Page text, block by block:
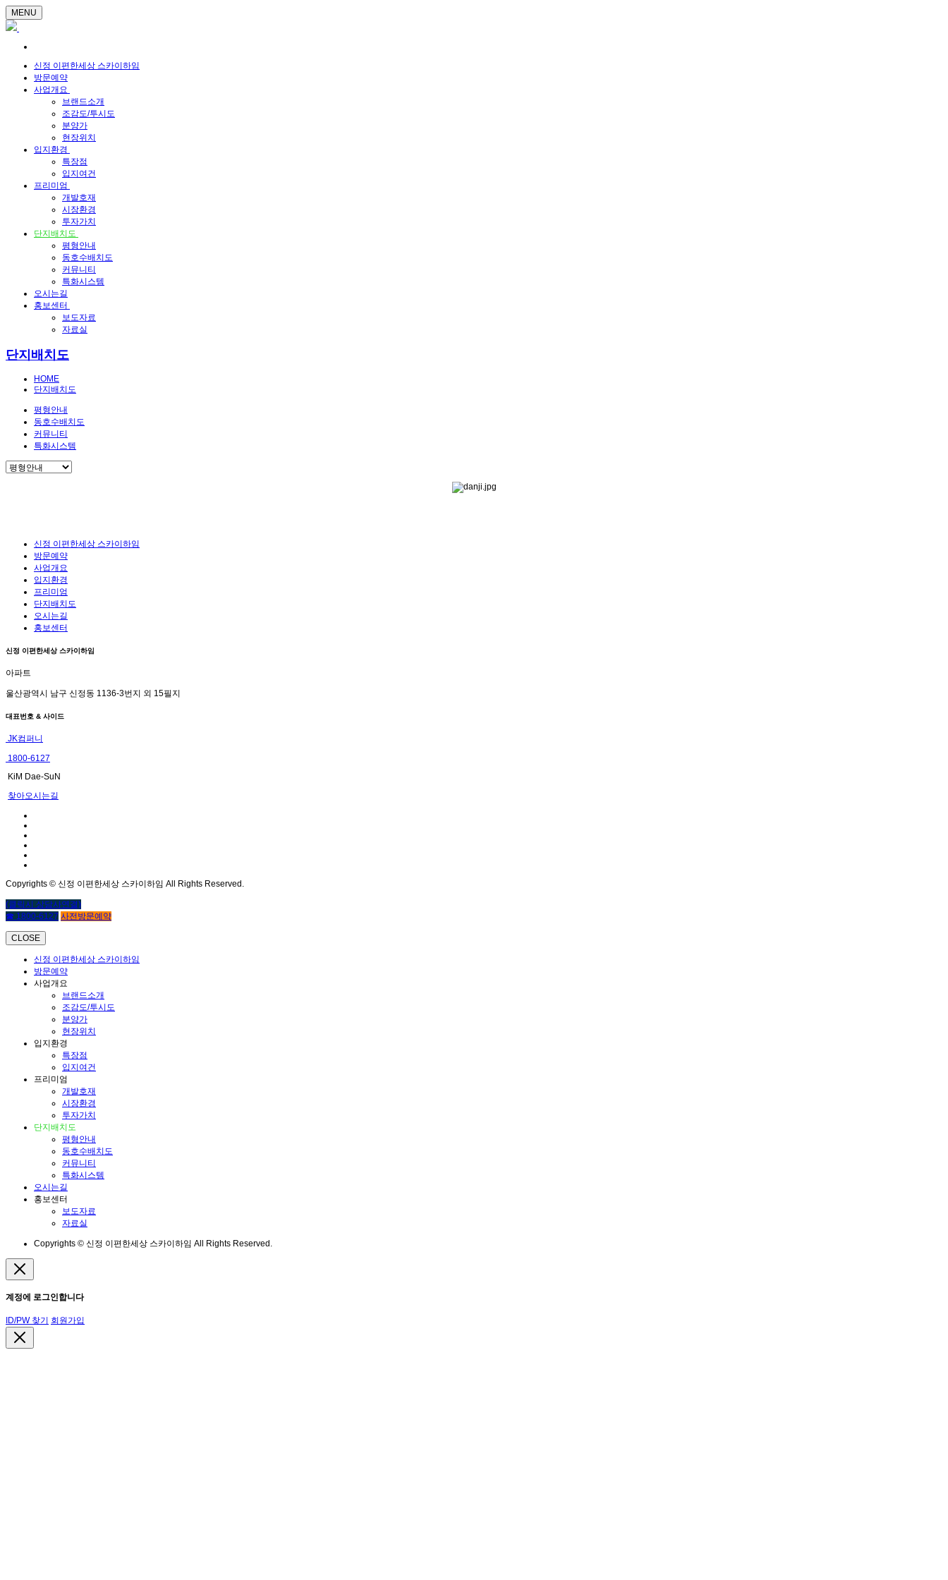
MENU
신정 이편한세상 스카이하임
방문예약
사업개요
브랜드소개
조감도/투시도
분양가
현장위치
입지환경
특장점
입지여건
프리미엄
개발호재
시장환경
투자가치
단지배치도
평형안내
동호수배치도
커뮤니티
특화시스템
오시는길
홍보센터
보도자료
자료실
단지배치도
HOME
단지배치도
평형안내
동호수배치도
커뮤니티
특화시스템
신정 이편한세상 스카이하임
방문예약
사업개요
입지환경
프리미엄
단지배치도
오시는길
홍보센터
신정 이편한세상 스카이하임
아파트
울산광역시 남구 신정동 1136-3번지 외 15필지
대표번호 & 사이드
JK컴퍼니
1800-6127
KiM Dae-SuN
찾아오시는길
Copyrights © 신정 이편한세상 스카이하임 All Rights Reserved.
(클릭시 상담사연결)
☎ 1800-6127 사전방문예약
CLOSE
신정 이편한세상 스카이하임
방문예약
사업개요
브랜드소개
조감도/투시도
분양가
현장위치
입지환경
특장점
입지여건
프리미엄
개발호재
시장환경
투자가치
단지배치도
평형안내
동호수배치도
커뮤니티
특화시스템
오시는길
홍보센터
보도자료
자료실
Copyrights © 신정 이편한세상 스카이하임 All Rights Reserved.
계정에 로그인합니다
ID/PW 찾기 회원가입